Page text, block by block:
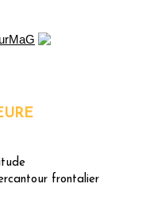
frontalier